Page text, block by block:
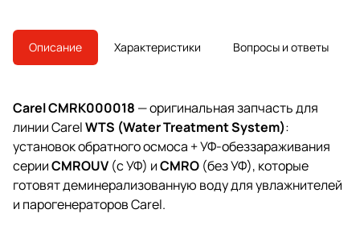
генераторов Carel. Запасная УФ-
лампа (только трубка, без чехла
и фитингов) — расходник
Описание Характеристики Вопросы и ответы
Carel CMRK000018 — оригинальная запчасть для
линии CarelWTS (Water Treatment System):
установок обратного осмоса + УФ-обеззараживания
серииCMROUV (с УФ) иCMRO (без УФ), которые
готовят деминерализованную воду для увлажнителей
и парогенераторов Carel.